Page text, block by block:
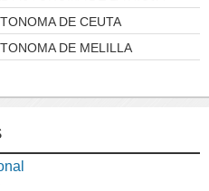
DE CEUTA
DE MELILLA